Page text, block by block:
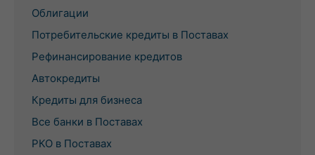
Облигации
Потребительские кредиты в Поставах
Рефинансирование кредитов
Автокредиты
Кредиты для бизнеса
Все банки в Поставах
РКО в Поставах